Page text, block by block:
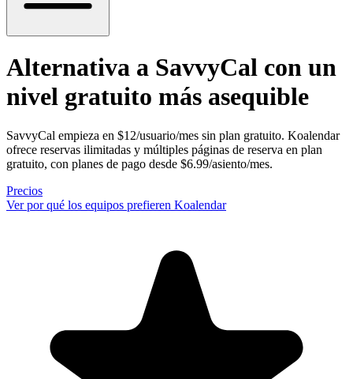
Alternativa a SavvyCal con un
nivel gratuito más asequible
SavvyCal empieza en $12/usuario/mes sin plan gratuito. Koalendar
ofrece reservas ilimitadas y múltiples páginas de reserva en plan
gratuito, con planes de pago desde $6.99/asiento/mes.
Precios
Ver por qué los equipos prefieren Koalendar